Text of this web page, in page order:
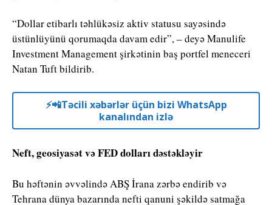
“Dollar etibarlı təhlükəsiz aktiv statusu sayəsində
üstünlüyünü qorumaqda davam edir”, – deyə Manulife
Investment Management şirkətinin baş portfel meneceri
Natan Tuft bildirib.
⚡️📲Təcili xəbərlər üçün bizi WhatsApp
kanalından izlə
Neft, geosiyasət və FED dolları dəstəkləyir
Bu həftənin əvvəlində ABŞ İrana zərbə endirib və
Tehrana dünya bazarında nefti qanuni şəkildə satmağa